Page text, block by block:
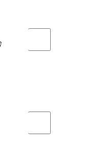
Analityczne pliki cookie
Marketingowe pliki cookies